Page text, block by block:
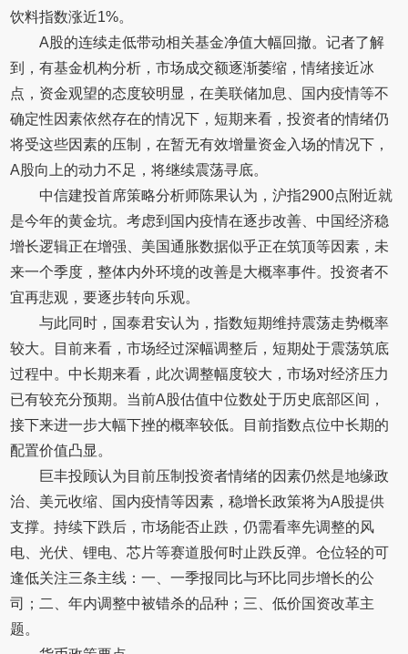
饮料指数涨近1%。
A股的连续走低带动相关基金净值大幅回撤。记者了解
到，有基金机构分析，市场成交额逐渐萎缩，情绪接近冰
点，资金观望的态度较明显，在美联储加息、国内疫情等不
确定性因素依然存在的情况下，短期来看，投资者的情绪仍
将受这些因素的压制，在暂无有效增量资金入场的情况下，
A股向上的动力不足，将继续震荡寻底。
中信建投首席策略分析师陈果认为，沪指2900点附近就
是今年的黄金坑。考虑到国内疫情在逐步改善、中国经济稳
增长逻辑正在增强、美国通胀数据似乎正在筑顶等因素，未
来一个季度，整体内外环境的改善是大概率事件。投资者不
宜再悲观，要逐步转向乐观。
与此同时，国泰君安认为，指数短期维持震荡走势概率
较大。目前来看，市场经过深幅调整后，短期处于震荡筑底
过程中。中长期来看，此次调整幅度较大，市场对经济压力
已有较充分预期。当前A股估值中位数处于历史底部区间，
接下来进一步大幅下挫的概率较低。目前指数点位中长期的
配置价值凸显。
巨丰投顾认为目前压制投资者情绪的因素仍然是地缘政
治、美元收缩、国内疫情等因素，稳增长政策将为A股提供
支撑。持续下跌后，市场能否止跌，仍需看率先调整的风
电、光伏、锂电、芯片等赛道股何时止跌反弹。仓位轻的可
逢低关注三条主线：一、一季报同比与环比同步增长的公
司；二、年内调整中被错杀的品种；三、低价国资改革主
题。